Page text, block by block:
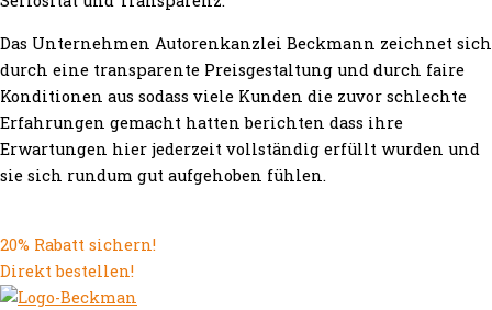
Das Unternehmen Autorenkanzlei Beckmann zeichnet sich
durch eine transparente Preisgestaltung und durch faire
Konditionen aus sodass viele Kunden die zuvor schlechte
Erfahrungen gemacht hatten berichten dass ihre
Erwartungen hier jederzeit vollständig erfüllt wurden und
sie sich rundum gut aufgehoben fühlen.
20% Rabatt sichern!
Direkt bestellen!